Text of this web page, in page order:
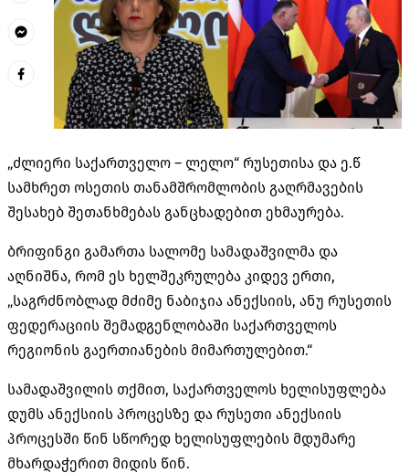
„ძლიერი საქართველო – ლელო“ რუსეთისა და ე.წ
სამხრეთ ოსეთის თანამშრომლობის გაღრმავების
შესახებ შეთანხმებას განცხადებით ეხმაურება.
ბრიფინგი გამართა სალომე სამადაშვილმა და
აღნიშნა, რომ ეს ხელშეკრულება კიდევ ერთი,
„საგრძნობლად მძიმე ნაბიჯია ანექსიის, ანუ რუსეთის
ფედერაციის შემადგენლობაში საქართველოს
რეგიონის გაერთიანების მიმართულებით.“
სამადაშვილის თქმით, საქართველოს ხელისუფლება
დუმს ანექსიის პროცესზე და რუსეთი ანექსიის
პროცესში წინ სწორედ ხელისუფლების მდუმარე
მხარდაჭერით მიდის წინ.